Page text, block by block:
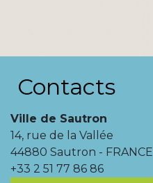
Contacts
Ville de Sautron
14, rue de la Vallée
44880 Sautron - FRANCE
+33 2 51 77 86 86